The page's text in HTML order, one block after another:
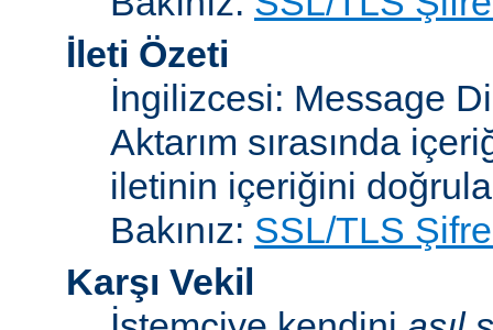
İleti Özeti
İngilizcesi: Message
Aktarım sırasında
iletinin içeriğini
Bakınız: SSL/TLS
Karşı Vekil